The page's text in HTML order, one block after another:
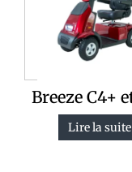
Breeze C4+
Lire la suite